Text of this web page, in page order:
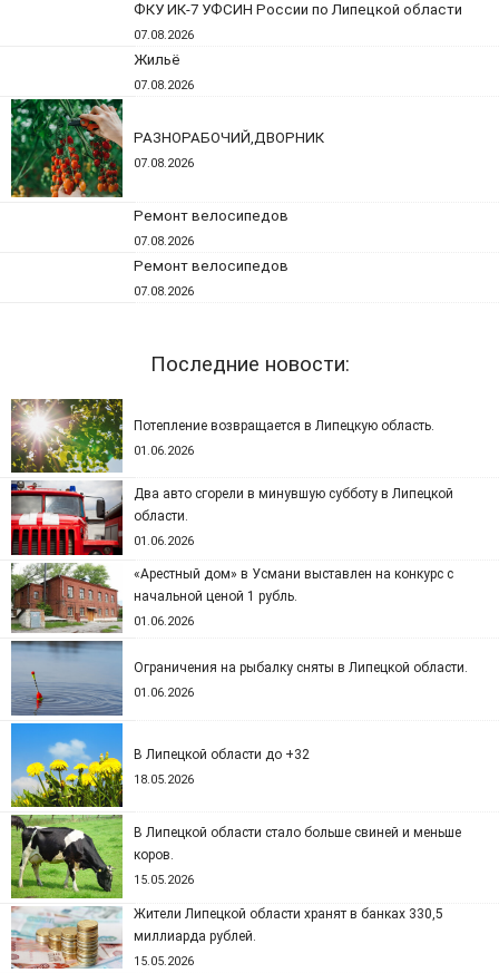
ФКУ ИК-7 УФСИН России по Липецкой области
07.08.2026
Жильё
07.08.2026
РАЗНОРАБОЧИЙ,ДВОРНИК
07.08.2026
Ремонт велосипедов
07.08.2026
Ремонт велосипедов
07.08.2026
Последние новости:
Потепление возвращается в Липецкую область.
01.06.2026
Два авто сгорели в минувшую субботу в Липецкой
области.
01.06.2026
«Арестный дом» в Усмани выставлен на конкурс с
начальной ценой 1 рубль.
01.06.2026
Ограничения на рыбалку сняты в Липецкой области.
01.06.2026
В Липецкой области до +32
18.05.2026
В Липецкой области стало больше свиней и меньше
коров.
15.05.2026
Жители Липецкой области хранят в банках 330,5
миллиарда рублей.
15.05.2026